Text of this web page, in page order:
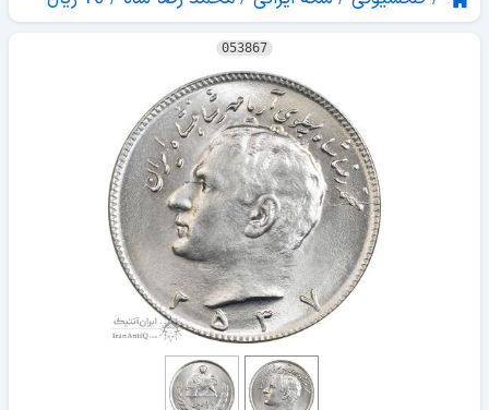
053867